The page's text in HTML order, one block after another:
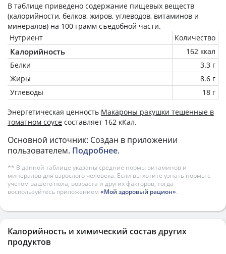
В таблице приведено содержание пищевых веществ
(калорийности, белков, жиров, углеводов, витаминов и
минералов) на 100 грамм съедобной части.
Нутриент
Количество
Калорийность
162 ккал
Белки
3.3 г
Жиры
8.6 г
Углеводы
18 г
Энергетическая ценность Макароны ракушки тешенные в
томатном соусе составляет 162 кКал.
Основной источник: Создан в приложении
пользователем. Подробнее.
** В данной таблице указаны средние нормы витаминов и
минералов для взрослого человека. Если вы хотите узнать нормы с
учетом вашего пола, возраста и других факторов, тогда
воспользуйтесь приложением «Мой здоровый рацион».
Калорийность и химический состав других
продуктов